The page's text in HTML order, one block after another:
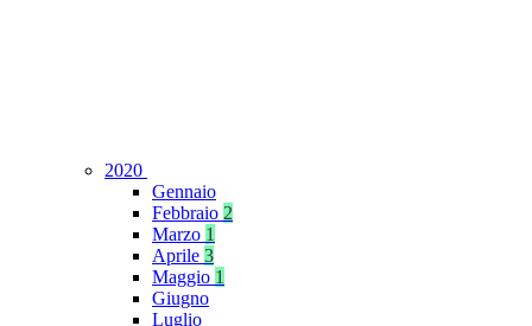
2020
Gennaio
Febbraio 2
Marzo 1
Aprile 3
Maggio 1
Giugno
Luglio